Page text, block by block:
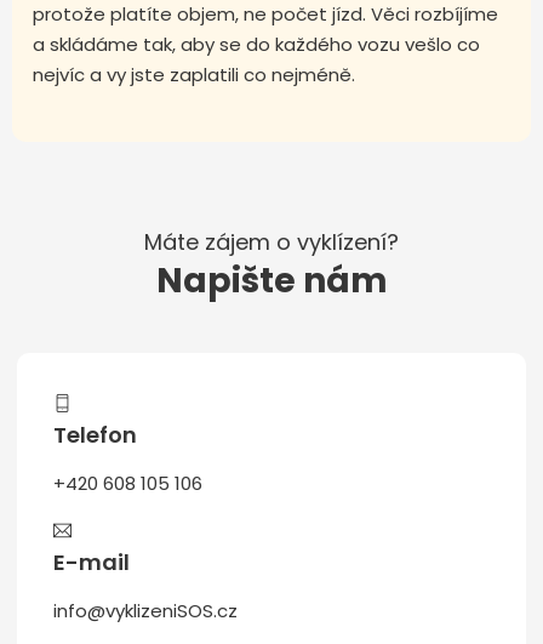
protože platíte objem, ne počet jízd. Věci rozbíjíme
a skládáme tak, aby se do každého vozu vešlo co
nejvíc a vy jste zaplatili co nejméně.
Máte zájem o vyklízení?
Napište nám
Telefon
+420 608 105 106
E-mail
info@vyklizeniSOS.cz